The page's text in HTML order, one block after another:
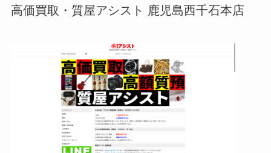
高価買取・質屋アシスト 鹿児島西千石本店